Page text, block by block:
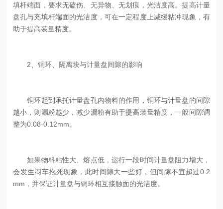
填杆端面，要求无磕伤、无异物、无划痕，光洁度高。提高计量
盘孔与充填杆端面的光洁度，可在一定程度上减缓粘冲现象，有
助于提高装量精度。
2、铜环、隔离块与计量盘间隙的影响
铜环起到承托计量盘孔内物料的作用，铜环与计量盘的间隙
越小，则漏粉越少，减少漏粉有助于提高装量精度，一般间隙调
整为0.08-0.12mm。
如果物料粘性大、熔点低，运行一段时间计量盘阻力增大，
会发生闷车抱死现象，此时间隙大一些好，但间隙不宜超过0.2
mm，并保证计量盘与铜环相互接触面的光洁度。